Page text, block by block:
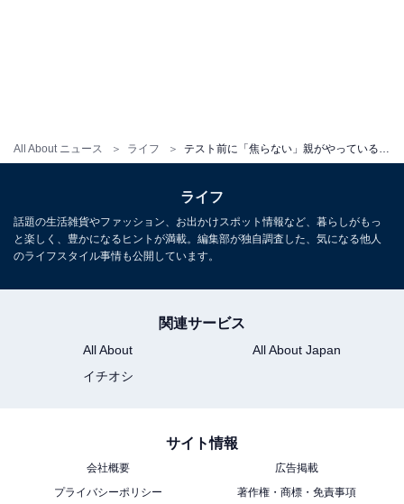
All About ニュース ライフ
“偏差値60の壁”を越えられない理由は家庭にあ
ライフ
話題の生活雑貨やファッション、お出かけスポット情報など、暮らしがもっ
と楽しく、豊かになるヒントが満載。編集部が独自調査した、気になる他人
のライフスタイル事情も公開しています。
関連サービス
All About
All About Japan
イチオシ
サイト情報
会社概要
広告掲載
プライバシーポリシー
著作権・商標・免責事項